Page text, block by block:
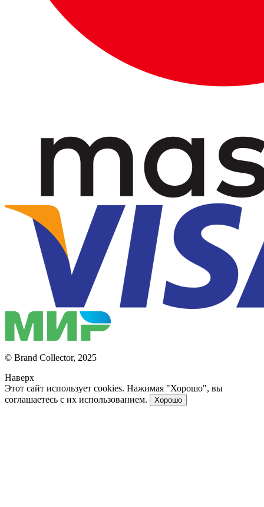
© Brand Collector, 2025
Наверх
Этот сайт использует cookies. Нажимая "Хорошо", вы
соглашаетесь с их использованием.
Хорошо